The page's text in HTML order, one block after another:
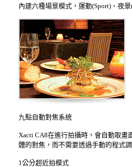
內建六種場景模式，運動(Sport)、夜
九點自動對焦系統
Xacti CA8在進行拍攝時，會自動取畫
體的對焦，而不需要透過手動的程式
1公分超近拍模式